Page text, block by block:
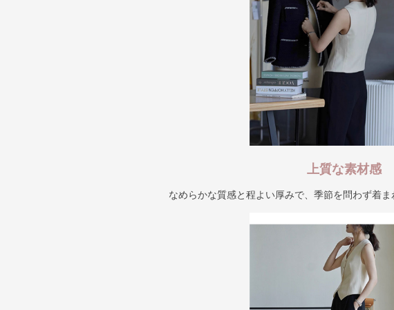
上質な素材感
なめらかな質感と程よい厚みで、季節を問わず着